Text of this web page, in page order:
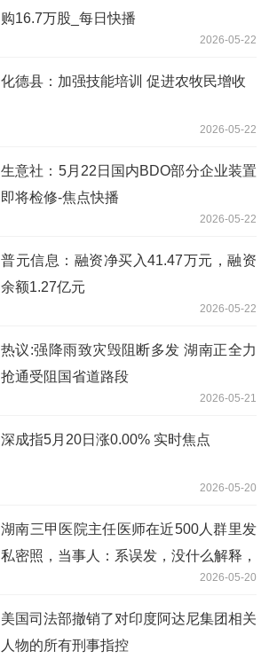
购16.7万股_每日快播
2026-05-22
化德县：加强技能培训 促进农牧民增收
2026-05-22
生意社：5月22日国内BDO部分企业装置
即将检修-焦点快播
2026-05-22
普元信息：融资净买入41.47万元，融资
余额1.27亿元
2026-05-22
热议:强降雨致灾毁阻断多发 湖南正全力
抢通受阻国省道路段
2026-05-21
深成指5月20日涨0.00% 实时焦点
2026-05-20
湖南三甲医院主任医师在近500人群里发
私密照，当事人：系误发，没什么解释，
群友：群成员多为专家学者和文化领域名
人，应该解释或道歉|焦点资讯
2026-05-20
美国司法部撤销了对印度阿达尼集团相关
人物的所有刑事指控